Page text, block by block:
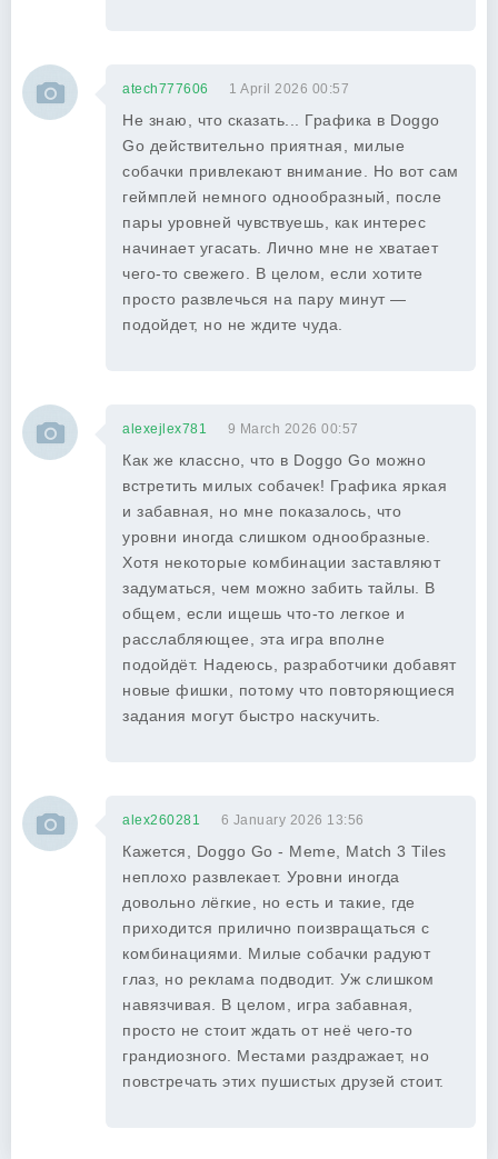
atech777606 1 April 2026 00:57
Не знаю, что сказать... Графика в Doggo
Go действительно приятная, милые
собачки привлекают внимание. Но вот сам
геймплей немного однообразный, после
пары уровней чувствуешь, как интерес
начинает угасать. Лично мне не хватает
чего-то свежего. В целом, если хотите
просто развлечься на пару минут —
подойдет, но не ждите чуда.
alexejlex781 9 March 2026 00:57
Как же классно, что в Doggo Go можно
встретить милых собачек! Графика яркая
и забавная, но мне показалось, что
уровни иногда слишком однообразные.
Хотя некоторые комбинации заставляют
задуматься, чем можно забить тайлы. В
общем, если ищешь что-то легкое и
расслабляющее, эта игра вполне
подойдёт. Надеюсь, разработчики добавят
новые фишки, потому что повторяющиеся
задания могут быстро наскучить.
alex260281 6 January 2026 13:56
Кажется, Doggo Go - Meme, Match 3 Tiles
неплохо развлекает. Уровни иногда
довольно лёгкие, но есть и такие, где
приходится прилично поизвращаться с
комбинациями. Милые собачки радуют
глаз, но реклама подводит. Уж слишком
навязчивая. В целом, игра забавная,
просто не стоит ждать от неё чего-то
грандиозного. Местами раздражает, но
повстречать этих пушистых друзей стоит.